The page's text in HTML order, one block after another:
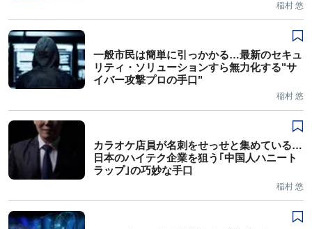
稲村 悠
一般市民は簡単に引っかかる…最新のセキュ
リティ・ソリューションすら無力化する"サ
イバー攻撃プロの手口"
稲村 悠
カラオケ店員が名刺をせっせと集めている…
日本のハイテク企業を狙う｢中国人ハニート
ラップ｣の巧妙な手口
稲村 悠